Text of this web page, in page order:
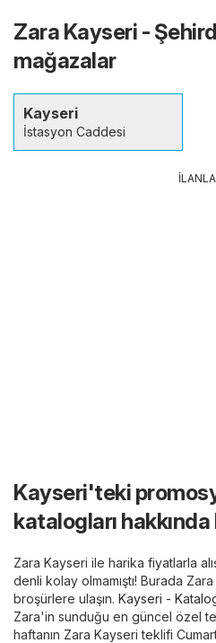
Zara Kayseri -
mağazalar
Kayseri
İstasyon Caddesi
Kayseri'teki
katalogları
Zara Kayseri ile harika fiyatlarla
denli kolay olmamıştı! Burada
broşürlere ulaşın. Kayseri -
Zara'in sunduğu en güncel özel
haftanın Zara Kayseri teklifi